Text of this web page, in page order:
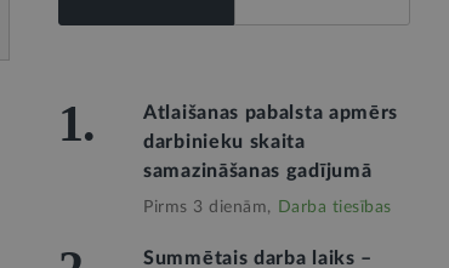
1.
Atlaišanas pabalsta apmērs
darbinieku skaita
samazināšanas gadījumā
Pirms 3 dienām, Darba tiesības
Summētais darba laiks –